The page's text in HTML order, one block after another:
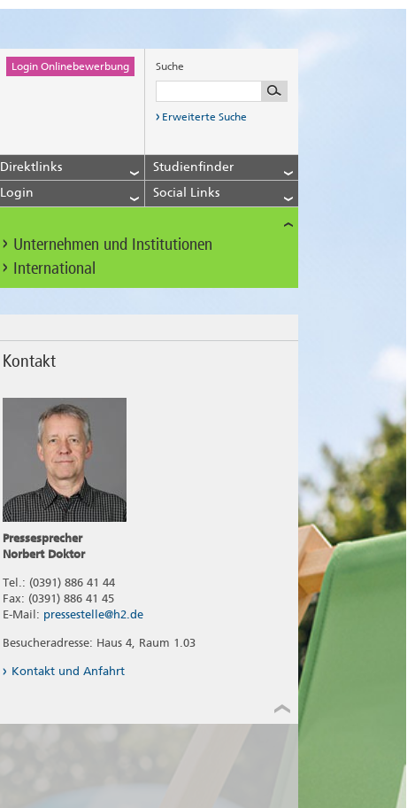
Login Onlinebewerbung Suche
Erweiterte Suche
Direktlinks
Studienfinder
Login
Social Links
Unternehmen und Institutionen
International
Kontakt
Pressesprecher
Norbert Doktor
Tel.: (0391) 886 41 44
Fax: (0391) 886 41 45
E-Mail: pressestelle@h2.de
Besucheradresse: Haus 4, Raum 1.03
Kontakt und Anfahrt